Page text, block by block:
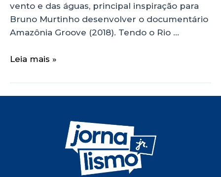
vento e das águas, principal inspiração para
Bruno Murtinho desenvolver o documentário
Amazônia Groove (2018). Tendo o Rio …
Leia mais »